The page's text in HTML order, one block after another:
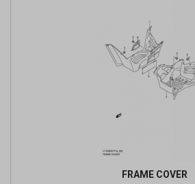
FRAME COVER